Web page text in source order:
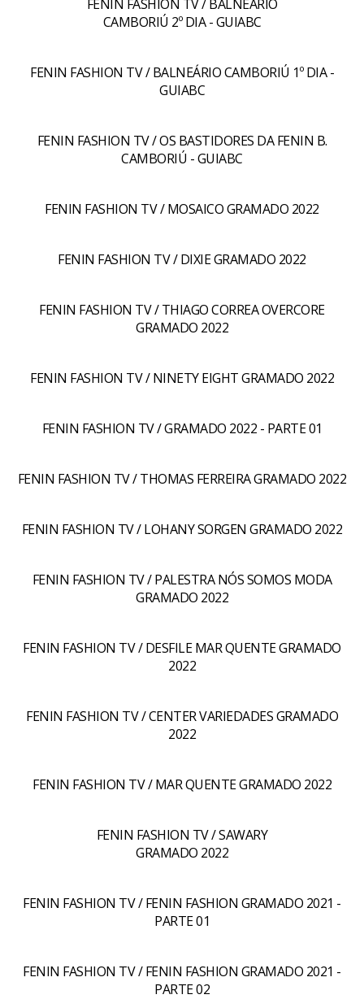
FENIN FASHION TV / BALNEÁRIO
CAMBORIÚ 2º DIA - GUIABC
FENIN FASHION TV / BALNEÁRIO CAMBORIÚ 1º DIA -
GUIABC
FENIN FASHION TV / OS BASTIDORES DA FENIN B.
CAMBORIÚ - GUIABC
FENIN FASHION TV / MOSAICO GRAMADO 2022
FENIN FASHION TV / DIXIE GRAMADO 2022
FENIN FASHION TV / THIAGO CORREA OVERCORE
GRAMADO 2022
FENIN FASHION TV / NINETY EIGHT GRAMADO 2022
FENIN FASHION TV / GRAMADO 2022 - PARTE 01
FENIN FASHION TV / THOMAS FERREIRA GRAMADO 2022
FENIN FASHION TV / LOHANY SORGEN GRAMADO 2022
FENIN FASHION TV / PALESTRA NÓS SOMOS MODA
GRAMADO 2022
FENIN FASHION TV / DESFILE MAR QUENTE GRAMADO
2022
FENIN FASHION TV / CENTER VARIEDADES GRAMADO
2022
FENIN FASHION TV / MAR QUENTE GRAMADO 2022
FENIN FASHION TV / SAWARY
GRAMADO 2022
FENIN FASHION TV / FENIN FASHION GRAMADO 2021 -
PARTE 01
FENIN FASHION TV / FENIN FASHION GRAMADO 2021 -
PARTE 02